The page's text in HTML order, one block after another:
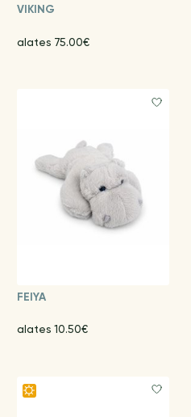
VIKING
alates 75.00€
FEIYA
alates 10.50€